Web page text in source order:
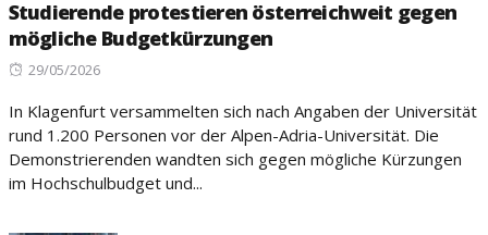
Studierende protestieren österreichweit gegen
mögliche Budgetkürzungen
Posted
29/05/2026
In Klagenfurt versammelten sich nach Angaben der Universität
rund 1.200 Personen vor der Alpen-Adria-Universität. Die
Demonstrierenden wandten sich gegen mögliche Kürzungen
im Hochschulbudget und...